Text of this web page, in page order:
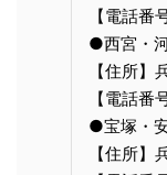
【電話
●西宮・
【住所
【電話
●宝塚・
【住所